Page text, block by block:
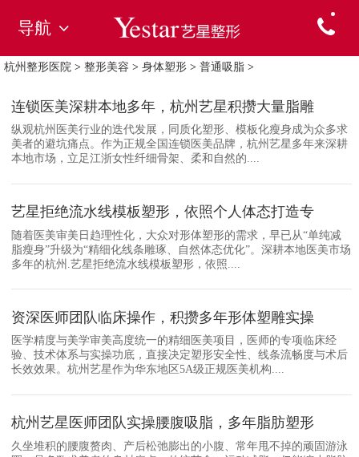
导航
杭州整形医院 > 整形美容 > 身体塑形 > 普通吸脂 >
连锁医美深耕本地多年，杭州艺星积攒大量脂雕
纵观杭州医美行业的迭代发展，同质化塑形、模板化瘦身成为众多求
美者的避坑痛点。作为正规全国连锁医美品牌，杭州艺星多年来深耕
本地市场，立足江浙女性纤细骨架、柔和自然的....
艺星拒绝流水线模板塑形，依照个人体态打造专
随着医美审美日趋理性化，大众对形体塑形的需求，早已从“单纯减
脂瘦身”升级为“精细化线条雕琢、自然体态优化”。深耕本地医美市场
多年的杭州.艺星拒绝流水线模板塑形，依照....
资深医师团队临床操作，积攒多年形体塑雕实操
医学精度与美学审美高度统一的精细医美项目，医师的专项临床经
验、技术体系与实操功底，直接决定塑形安全性、线条流畅度与术后
长效效果。杭州艺星作为华东地区5A级正规医美机构....
杭州艺星医师团队实操腰腹吸脂，多年脂肪塑形
久坐堆积的腰腹赘肉、产后松弛膨出的小腹、常年甩不掉的顽固游泳